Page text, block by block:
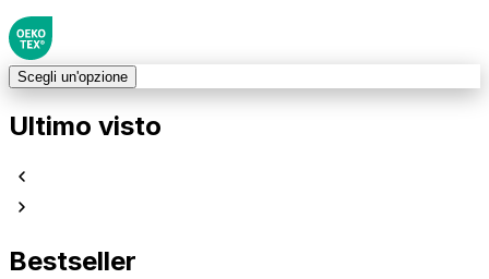
Scegli un'opzione
Ultimo visto
Bestseller